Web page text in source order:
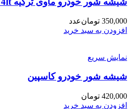
350,000 تومانعدد
افزودن به سبد خرید
نمایش سریع
شیشه شور خودرو کاسپین
420,000 تومان
افزودن به سبد خرید